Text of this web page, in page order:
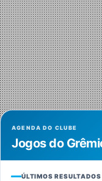
AGENDA DO CLUBE
Jogos do
ÚLTIMOS RESULTADOS